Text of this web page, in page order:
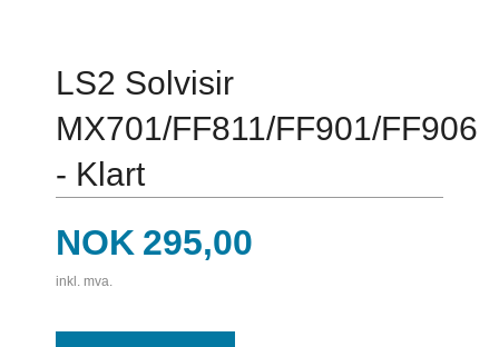
LS2 Solvisir
MX701/FF811/FF901/FF906
- Klart
Pris
NOK 295,00
inkl. mva.